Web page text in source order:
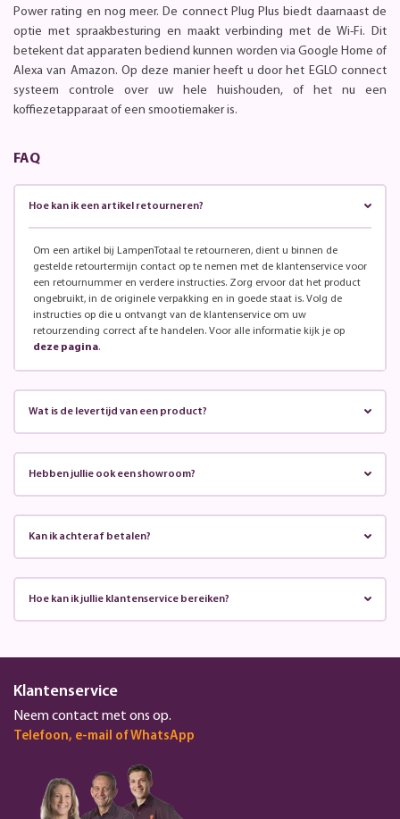
Power rating en nog meer. De connect Plug Plus biedt daarnaast de
optie met spraakbesturing en maakt verbinding met de Wi-Fi. Dit
betekent dat apparaten bediend kunnen worden via Google Home of
Alexa van Amazon. Op deze manier heeft u door het EGLO connect
systeem controle over uw hele huishouden, of het nu een
koffiezetapparaat of een smootiemaker is.
FAQ
Hoe kan ik een artikel retourneren?
Om een artikel bij LampenTotaal te retourneren, dient u binnen de
gestelde retourtermijn contact op te nemen met de klantenservice voor
een retournummer en verdere instructies. Zorg ervoor dat het product
ongebruikt, in de originele verpakking en in goede staat is. Volg de
instructies op die u ontvangt van de klantenservice om uw
retourzending correct af te handelen. Voor alle informatie kijk je op
deze pagina.
Wat is de levertijd van een product?
Hebben jullie ook een showroom?
Kan ik achteraf betalen?
Hoe kan ik jullie klantenservice bereiken?
Klantenservice
Neem contact met ons op.
Telefoon, e-mail of WhatsApp